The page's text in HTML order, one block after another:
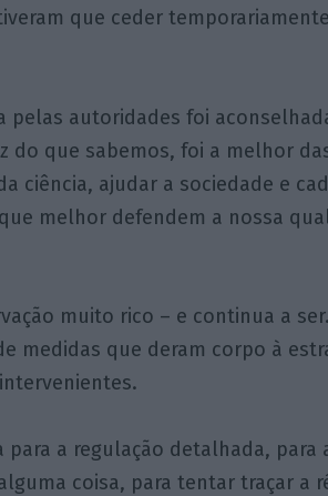
que ceder
pelas autoridades foi
do que sabemos, foi a melhor
ciência, ajudar a sociedade e
melhor defendem a nossa
muito rico – e continua a
medidas que deram corpo à
a regulação detalhada, para
coisa, para tentar traçar a